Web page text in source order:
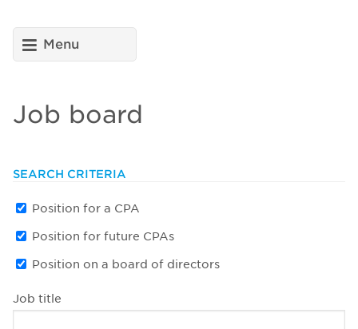
Menu
Job board
SEARCH CRITERIA
Position for a CPA
Position for future CPAs
Position on a board of directors
Job title